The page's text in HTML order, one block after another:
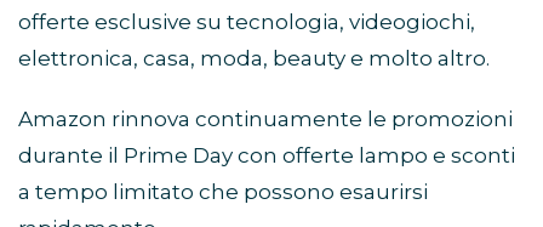
offerte esclusive su tecnologia, videogiochi,
elettronica, casa, moda, beauty e molto altro.
Amazon rinnova continuamente le promozioni
durante il Prime Day con offerte lampo e sconti
a tempo limitato che possono esaurirsi